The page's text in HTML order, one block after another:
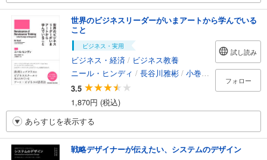
世界のビジネスリーダーがいまアートから学んでいる
こと
ビジネス・実用
ビジネス・経済 / ビジネス教養
ニール・ヒンディ / 長谷川雅彬 / 小巻靖子
3.5
1,870円 (税込)
試し読み
フォロー
あらすじを表示する
戦略デザイナーが伝えたい、システムのデザイン